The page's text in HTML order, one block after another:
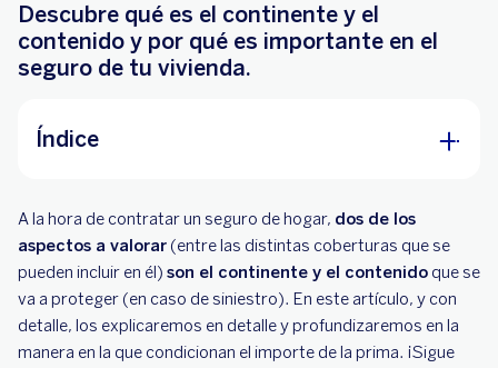
Descubre qué es el continente y el
contenido y por qué es importante en el
seguro de tu vivienda.
Índice
¿Qué es el continente (en un seguro de hogar)?
¿Que diferencia, por tanto, al continente el
contenido de un seguro de hogar?
Seguro de hogar de BBVA
A la hora de contratar un seguro de hogar, dos de los
aspectos a valorar (entre las distintas coberturas que se
pueden incluir en él) son el continente y el contenido que se
va a proteger (en caso de siniestro). En este artículo, y con
detalle, los explicaremos en detalle y profundizaremos en la
manera en la que condicionan el importe de la prima. ¡Sigue